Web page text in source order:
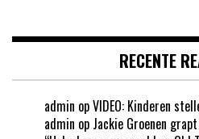
RECENTE
admin opVIDEO: Kinderen
admin op Jackie Groenen